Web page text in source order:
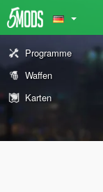
Programme
Waffen
Karten